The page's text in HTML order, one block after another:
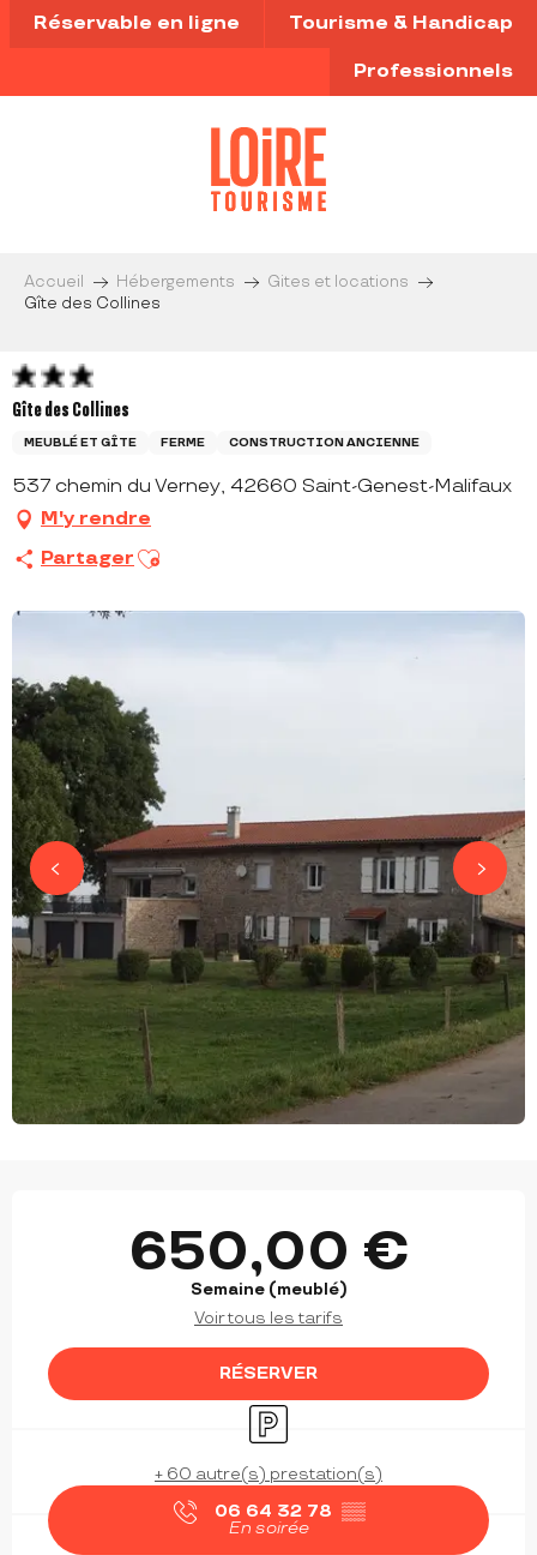
Aller
au
principal
Réservable en ligne Tourisme & Handicap
Professionnels
Accueil Hébergements
Gites et locations
Gîte des Collines
Gîte des Collines
MEUBLÉ ET GÎTE FERME CONSTRUCTION ANCIENNE
537 chemin du Verney, 42660 Saint-Genest-Malifaux
M'y rendre
Partager Ajouter aux favoris
650,00 €
Semaine (meublé)
Voir tous les tarifs
RÉSERVER
Parking
+ 60 autre(s) prestation(s)
06 64 32 78 ▒▒
En soirée